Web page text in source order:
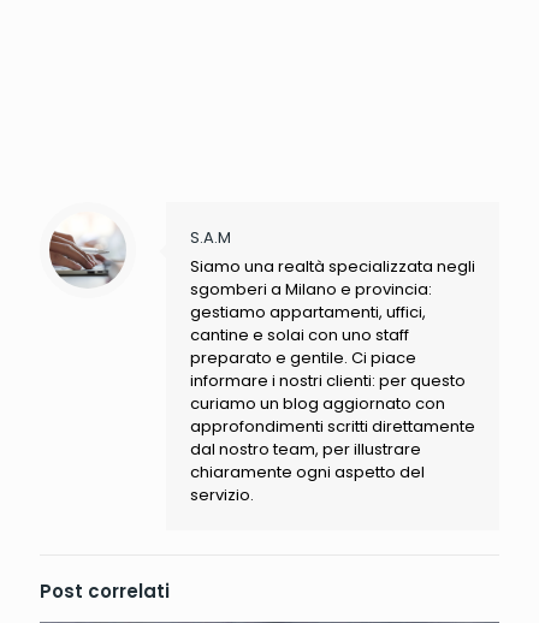
S.A.M
Siamo una realtà specializzata negli
sgomberi a Milano e provincia:
gestiamo appartamenti, uffici,
cantine e solai con uno staff
preparato e gentile. Ci piace
informare i nostri clienti: per questo
curiamo un blog aggiornato con
approfondimenti scritti direttamente
dal nostro team, per illustrare
chiaramente ogni aspetto del
servizio.
Post correlati